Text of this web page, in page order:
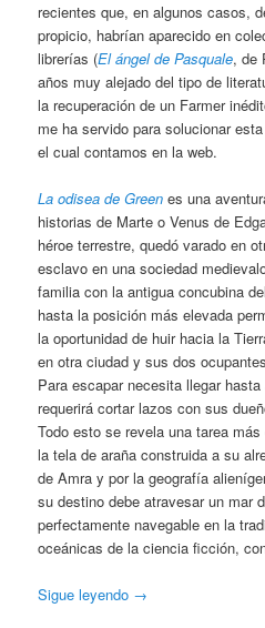
recientes que, en algunos casos,
propicio, habrían aparecido en
librerías (El ángel de Pasquale, de
años muy alejado del tipo de
la recuperación de un Farmer
me ha servido para solucionar
el cual contamos en la web.
La odisea de Green es una
historias de Marte o Venus de
héroe terrestre, quedó varado en
esclavo en una sociedad
familia con la antigua concubina
hasta la posición más elevada
la oportunidad de huir hacia la
en otra ciudad y sus dos
Para escapar necesita llegar
requerirá cortar lazos con sus
Todo esto se revela una tarea
la tela de araña construida a su
de Amra y por la geografía
su destino debe atravesar un mar
perfectamente navegable en la
oceánicas de la ciencia ficción,
Sigue leyendo →